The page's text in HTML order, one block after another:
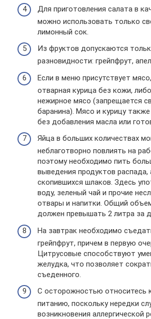
Для приготовления салата в
можно использовать только
лимонный сок.
Из фруктов допускаются
разновидности: грейпфрут,
Если в меню присутствует
отварная курица без кожи,
нежирное мясо (запрещается
баранина). Мясо и курицу
без добавления масла или
Яйца в больших количествах
неблаготворно повлиять на
поэтому необходимо пить
выведения продуктов распада,
скопившихся шлаков. Здесь
воду, зеленый чай и прочие
отвары и напитки. Общий
должен превышать 2 литра за
На завтрак необходимо
грейпфрут, причем в первую
Цитрусовые способствуют
желудка, что позволяет
съеденного.
С осторожностью относитесь
питанию, поскольку нередки
возникновения аллергической